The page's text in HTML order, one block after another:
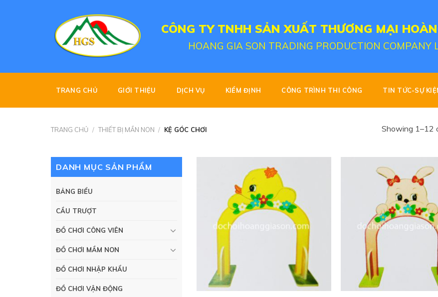
CÔNG TY TNHH SẢN XUẤT THƯƠNG MẠI
HOANG GIA SON TRADING PRODUCTION COMPANY
TRANG CHỦ GIỚI THIỆU DỊCH VỤ KIỂM ĐỊNH CÔNG TRÌNH THI CÔNG TIN TỨC-SỰ
TRANG CHỦ / THIẾT BỊ MẦN NON / KỆ GÓC CHƠI Showing 1–12
DANH MỤC SẢN PHẨM
BẢNG BIỂU
CẦU TRƯỢT
ĐỒ CHƠI CÔNG VIÊN
ĐỒ CHƠI MẦM NON
ĐỒ CHƠI NHẬP KHẨU
ĐỒ CHƠI VẬN ĐỘNG